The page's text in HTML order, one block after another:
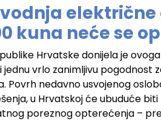
kuna neće se
Hrvatske donijela je
jednu vrlo zanimljivu
Povrh nedavno usvojenog
u Hrvatskoj će ubuduće
poreznog opterećenja –